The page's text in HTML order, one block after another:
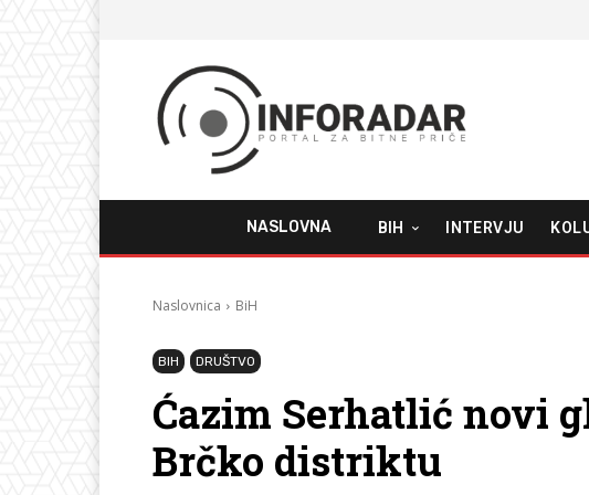
NASLOVNA BIH INTERVJU
Naslovnica BiH
BIH DRUŠTVO
Ćazim Serhatlić novi
Brčko distriktu